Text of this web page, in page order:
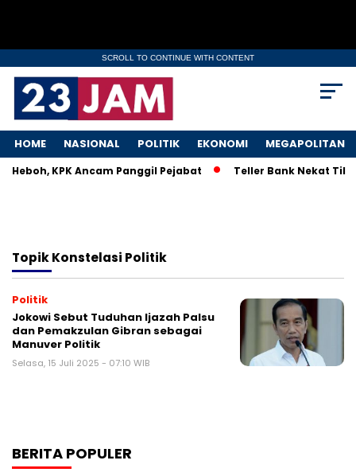
SCROLL TO CONTINUE WITH CONTENT
HOME NASIONAL POLITIK EKONOMI MEGAPOLITAN
KPK Ancam Panggil Pejabat Teller Bank Nekat
TopikKonstelasi Politik
Politik
Jokowi Sebut Tuduhan Ijazah Palsu
dan Pemakzulan Gibran sebagai
Manuver Politik
Selasa, 15 Juli 2025 - 07:10 WIB
BERITA POPULER